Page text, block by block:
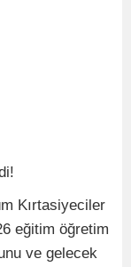
Kırtasiyeciler
eğitim öğretim
ve gelecek